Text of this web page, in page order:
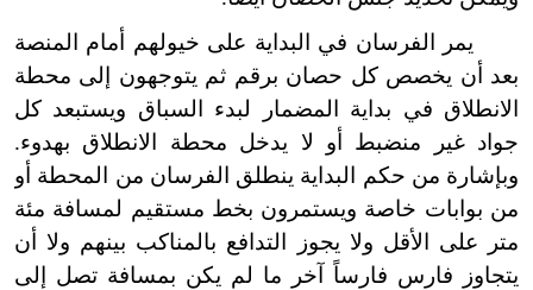
يمر الفرسان في البداية على خيولهم أمام المنصة
بعد أن يخصص كل حصان برقم ثم يتوجهون إلى محطة
الانطلاق في بداية المضمار لبدء السباق ويستبعد كل
جواد غير منضبط أو لا يدخل محطة الانطلاق بهدوء.
وبإشارة من حكم البداية ينطلق الفرسان من المحطة أو
من بوابات خاصة ويستمرون بخط مستقيم لمسافة مئة
متر على الأقل ولا يجوز التدافع بالمناكب بينهم ولا أن
يتجاوز فارس فارساً آخر ما لم يكن بمسافة تصل إلى